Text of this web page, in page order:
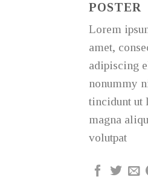
POSTER
Lorem
amet,
adipiscing
nonummy
tincidunt ut
magna
volutpat